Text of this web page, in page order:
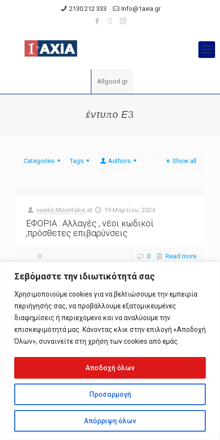
Σεβόμαστε την ιδιωτικότητά σας
Χρησιμοποιούμε cookies για να βελτιώσουμε την εμπειρία
περιήγησής σας, να προβάλλουμε εξατομικευμένες
διαφημίσεις ή περιεχόμενο και να αναλύουμε την
επισκεψιμότητά μας. Κάνοντας κλικ στην επιλογή «Αποδοχή
Όλων», συναινείτε στη χρήση των cookies από εμάς.
Προσαρμογή
Απόρριψη όλων
Αποδοχή όλων
2130 212 333 Info@1axia.gr
Allgood.gr
έντυπο Ε3
Categories Tags Authors Show all
vasilis Mountakis at 19 Μαρτίου, 2024
ΕΦΟΡΙΑ : Αλλαγές , νέοι κωδικοί
,πρόσθετες επιβαρύνσεις
0 0 Read more
© 2024 1 Axia. All Rights Reserved. Web Development ByAlpha-
Streams